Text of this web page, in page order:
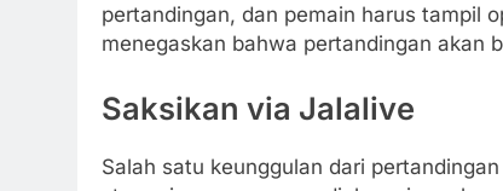
pertandingan, dan pemain harus tampil
menegaskan bahwa pertandingan akan
Saksikan via Jalalive
Salah satu keunggulan dari